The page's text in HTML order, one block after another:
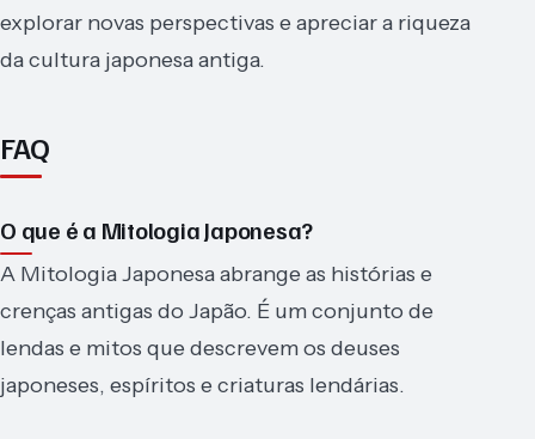
explorar novas perspectivas e apreciar a riqueza
da cultura japonesa antiga.
FAQ
O que é a Mitologia Japonesa?
A Mitologia Japonesa abrange as histórias e
crenças antigas do Japão. É um conjunto de
lendas e mitos que descrevem os deuses
japoneses, espíritos e criaturas lendárias.